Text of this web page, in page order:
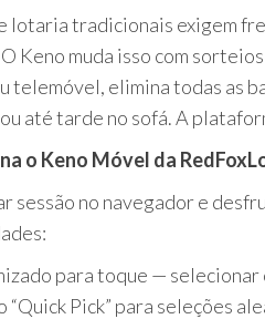
lotaria tradicionais exigem
O Keno muda isso com
telemóvel, elimina todas as
até tarde no sofá.A
o Keno Móvel da
sessão no navegador e
para toque — selecionar
“Quick Pick” para seleções